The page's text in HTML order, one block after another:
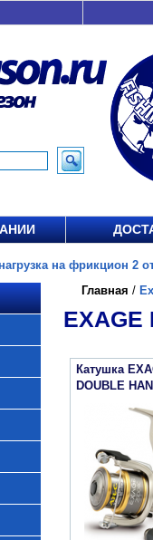
на фрикцион 2
Главная /
Катушка
DOUBLE